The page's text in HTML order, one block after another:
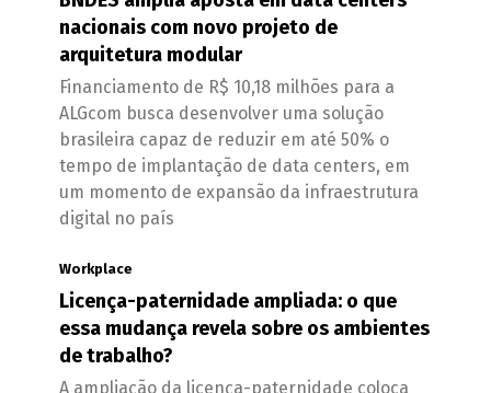
nacionais com novo projeto de
arquitetura modular
Financiamento de R$ 10,18 milhões para a
ALGcom busca desenvolver uma solução
brasileira capaz de reduzir em até 50% o
tempo de implantação de data centers, em
um momento de expansão da infraestrutura
digital no país
Workplace
Licença-paternidade ampliada: o que
essa mudança revela sobre os ambientes
de trabalho?
A ampliação da licença-paternidade coloca